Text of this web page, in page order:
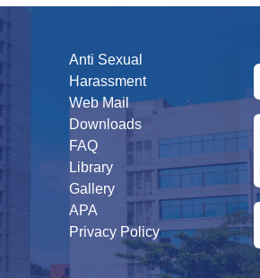
Anti Sexual
Harassment
Web Mail
Downloads
FAQ
Library
Gallery
APA
Privacy Policy